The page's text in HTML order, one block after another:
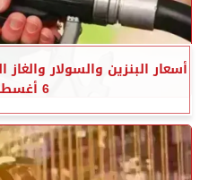
أسعار البنزين والسولار
6 أغسطس 2026